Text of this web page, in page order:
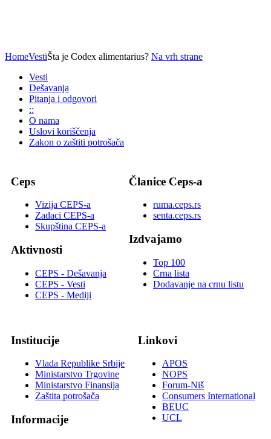
HomeVestiŠta je Codex alimentarius? Na vrh strane
Vesti
Dešavanja
Pitanja i odgovori
::
O nama
Uslovi koriščenja
Zakon o zaštiti potrošača
Ceps
Vizija CEPS-a
Zadaci CEPS-a
Skupština CEPS-a
Aktivnosti
CEPS - Dešavanja
CEPS - Vesti
CEPS - Mediji
Članice Ceps-a
ruma.ceps.rs
senta.ceps.rs
Izdvajamo
Top 100
Crna lista
Dodavanje na crnu listu
Institucije
Vlada Republike Srbije
Ministarstvo Trgovine
Ministarstvo Finansija
Zaštita potrošača
Informacije
Linkovi
APOS
NOPS
Forum-Niš
Consumers International
BEUC
UCL